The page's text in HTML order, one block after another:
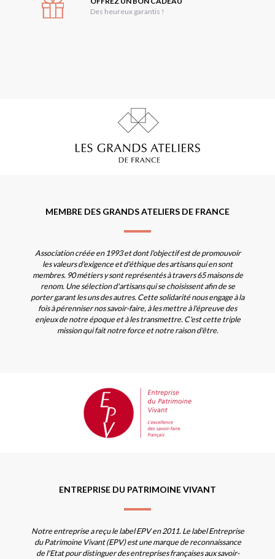
Des heureux garantis !
MEMBRE DES GRANDS ATELIERS DE FRANCE
Association créée en 1993 et dont l'objectif est de promouvoir
les valeurs d'exigence et d'éthique des artisans qui en sont
membres. 90 métiers y sont représentés à travers 65 maisons de
renom. Une sélection d'artisans qui se choisissent afin de se
porter garant les uns des autres. Cette solidarité nous engage à la
fois à pérenniser nos savoir-faire, à les mettre à l'épreuve des
enjeux de notre époque et à les transmettre. C'est cette triple
mission qui fait notre force et notre raison d'être.
ENTREPRISE DU PATRIMOINE VIVANT
Notre entreprise a reçu le label EPV en 2011. Le label Entreprise
du Patrimoine Vivant (EPV) est une marque de reconnaissance
de l'Etat pour distinguer des entreprises françaises aux savoir-